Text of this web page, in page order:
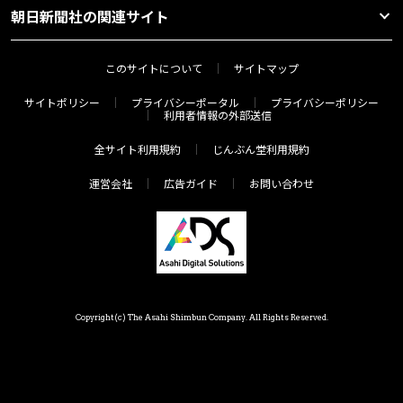
朝日新聞社の関連サイト
このサイトについて サイトマップ
サイトポリシー プライバシーポータル
プライバシーポリシー
利用者情報の外部送信
全サイト利用規約 じんぶん堂利用規約
運営会社 広告ガイド お問い合わせ
Copyright(c) The Asahi Shimbun Company. All Rights Reserved.